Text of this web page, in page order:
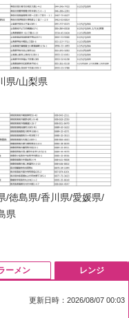
県/山梨県
/徳島県/香川県/愛媛県/
県
ーメン レンジ
更新日時：2026/08/07 00:03